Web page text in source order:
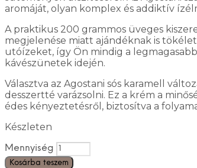
aromáját, olyan komplex és addiktív
A praktikus 200 grammos üveges
megjelenése miatt ajándéknak is
utóízeket, így Ön mindig a
kávészünetek idején.
Választva az Agostani sós karamell
desszertté varázsolni. Ez a krém a
édes kényeztetésről, biztosítva a
Készleten
Mennyiség
Kosárba teszem